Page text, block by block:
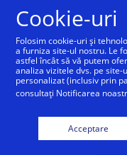
Cookie-uri
Folosim cookie-uri și
a furniza site-ul nostru. Le
astfel încât să vă putem
analiza vizitele dvs. pe
personalizat (inclusiv prin
consultați Notificarea
Acceptare